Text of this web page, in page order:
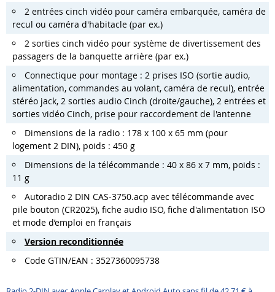
2 entrées cinch vidéo pour caméra embarquée, caméra de
recul ou caméra d'habitacle (par ex.)
2 sorties cinch vidéo pour système de divertissement des
passagers de la banquette arrière (par ex.)
Connectique pour montage : 2 prises ISO (sortie audio,
alimentation, commandes au volant, caméra de recul), entrée
stéréo jack, 2 sorties audio Cinch (droite/gauche), 2 entrées et
sorties vidéo Cinch, prise pour raccordement de l'antenne
Dimensions de la radio : 178 x 100 x 65 mm (pour
logement 2 DIN), poids : 450 g
Dimensions de la télécommande : 40 x 86 x 7 mm, poids :
11 g
Autoradio 2 DIN CAS-3750.acp avec télécommande avec
pile bouton (CR2025), fiche audio ISO, fiche d'alimentation ISO
et mode d’emploi en français
Version reconditionnée
Code GTIN/EAN : 3527360095738